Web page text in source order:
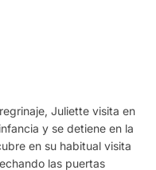
Juliette visita en
y se detiene en la
en su habitual visita
las puertas